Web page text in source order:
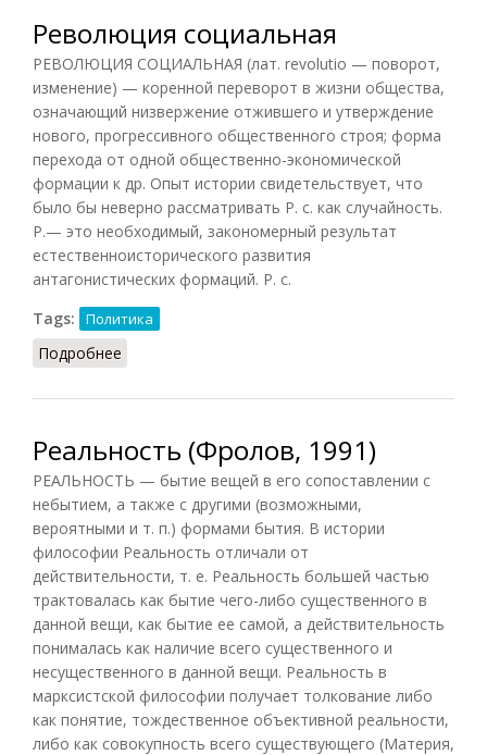
Революция социальная
РЕВОЛЮЦИЯ СОЦИАЛЬНАЯ (лат. revolutio — поворот,
изменение) — коренной переворот в жизни общества,
означающий низвержение отжившего и утверждение
нового, прогрессивного общественного строя; форма
перехода от одной общественно-экономической
формации к др. Опыт истории свидетельствует, что
было бы неверно рассматривать Р. с. как случайность.
Р.— это необходимый, закономерный результат
естественноисторического развития
антагонистических формаций. Р. с.
Tags:
Политика
Подробнее
Реальность (Фролов, 1991)
РЕАЛЬНОСТЬ — бытие вещей в его сопоставлении с
небытием, а также с другими (возможными,
вероятными и т. п.) формами бытия. В истории
философии Реальность отличали от
действительности, т. е. Реальность большей частью
трактовалась как бытие чего-либо существенного в
данной вещи, как бытие ее самой, а действительность
понималась как наличие всего существенного и
несущественного в данной вещи. Реальность в
марксистской философии получает толкование либо
как понятие, тождественное объективной реальности,
либо как совокупность всего существующего (Материя,